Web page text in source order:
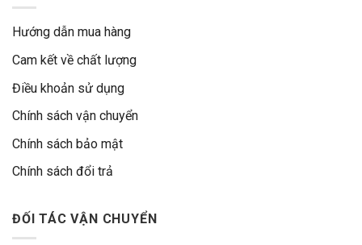
Hướng dẫn mua hàng
Cam kết về chất lượng
Điều khoản sử dụng
Chính sách vận chuyển
Chính sách bảo mật
Chính sách đổi trả
ĐỐI TÁC VẬN CHUYỂN